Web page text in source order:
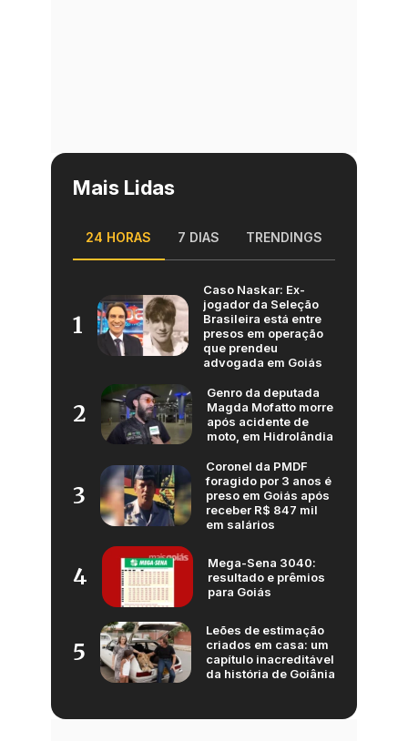
Mais Lidas
24 HORAS 7 DIAS TRENDINGS
1
Caso Naskar: Ex-
jogador da Seleção
Brasileira está entre
presos em operação
que prendeu
advogada em Goiás
2
Genro da deputada
Magda Mofatto morre
após acidente de
moto, em Hidrolândia
3
Coronel da PMDF
foragido por 3 anos é
preso em Goiás após
receber R$ 847 mil
em salários
4
Mega-Sena 3040:
resultado e prêmios
para Goiás
5
Leões de estimação
criados em casa: um
capítulo inacreditável
da história de Goiânia